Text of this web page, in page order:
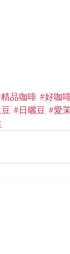
品咖啡 #好咖
#日曬豆 #愛